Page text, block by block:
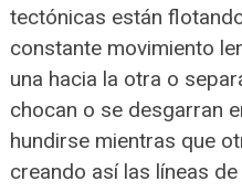
tectónicas están
constante movimiento
una hacia la otra o
chocan o se desgarran
hundirse mientras que
creando así las líneas